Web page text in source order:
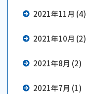
2021年11月 (4)
2021年10月 (2)
2021年8月 (2)
2021年7月 (1)